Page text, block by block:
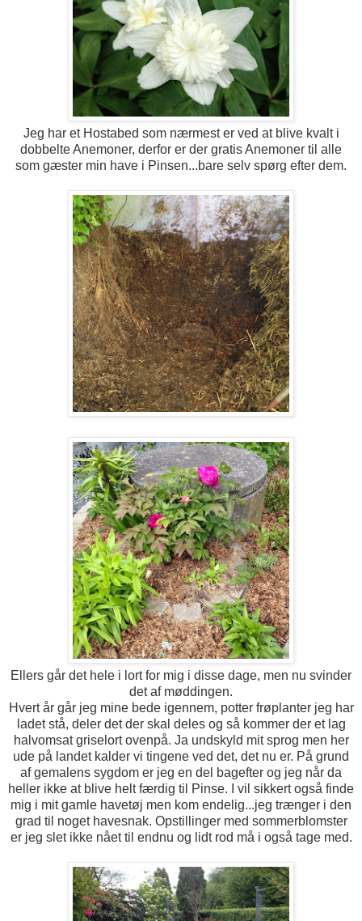
Jeg har et Hostabed som nærmest er ved at blive kvalt i
dobbelte Anemoner, derfor er der gratis Anemoner til alle
som gæster min have i Pinsen...bare selv spørg efter dem.
Ellers går det hele i lort for mig i disse dage, men nu svinder
det af møddingen.
Hvert år går jeg mine bede igennem, potter frøplanter jeg har
ladet stå, deler det der skal deles og så kommer der et lag
halvomsat griselort ovenpå. Ja undskyld mit sprog men her
ude på landet kalder vi tingene ved det, det nu er. På grund
af gemalens sygdom er jeg en del bagefter og jeg når da
heller ikke at blive helt færdig til Pinse. I vil sikkert også finde
mig i mit gamle havetøj men kom endelig...jeg trænger i den
grad til noget havesnak. Opstillinger med sommerblomster
er jeg slet ikke nået til endnu og lidt rod må i også tage med.